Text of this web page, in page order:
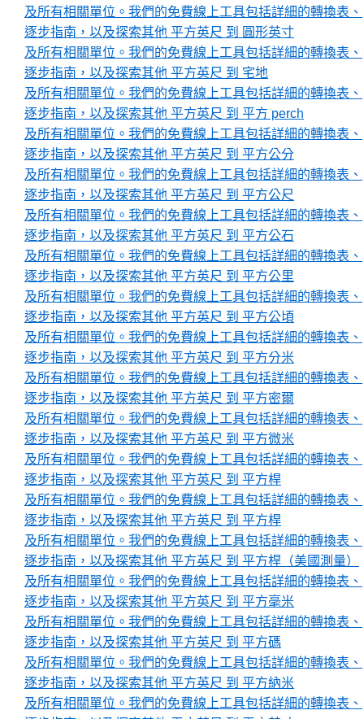
及所有相關單位。我們的免費線上工具包括詳細的轉換表、
逐步指南，以及探索其他 平方英尺 到 圓形英寸
及所有相關單位。我們的免費線上工具包括詳細的轉換表、
逐步指南，以及探索其他 平方英尺 到 宅地
及所有相關單位。我們的免費線上工具包括詳細的轉換表、
逐步指南，以及探索其他 平方英尺 到 平方 perch
及所有相關單位。我們的免費線上工具包括詳細的轉換表、
逐步指南，以及探索其他 平方英尺 到 平方公分
及所有相關單位。我們的免費線上工具包括詳細的轉換表、
逐步指南，以及探索其他 平方英尺 到 平方公尺
及所有相關單位。我們的免費線上工具包括詳細的轉換表、
逐步指南，以及探索其他 平方英尺 到 平方公石
及所有相關單位。我們的免費線上工具包括詳細的轉換表、
逐步指南，以及探索其他 平方英尺 到 平方公里
及所有相關單位。我們的免費線上工具包括詳細的轉換表、
逐步指南，以及探索其他 平方英尺 到 平方公頃
及所有相關單位。我們的免費線上工具包括詳細的轉換表、
逐步指南，以及探索其他 平方英尺 到 平方分米
及所有相關單位。我們的免費線上工具包括詳細的轉換表、
逐步指南，以及探索其他 平方英尺 到 平方密爾
及所有相關單位。我們的免費線上工具包括詳細的轉換表、
逐步指南，以及探索其他 平方英尺 到 平方微米
及所有相關單位。我們的免費線上工具包括詳細的轉換表、
逐步指南，以及探索其他 平方英尺 到 平方桿
及所有相關單位。我們的免費線上工具包括詳細的轉換表、
逐步指南，以及探索其他 平方英尺 到 平方桿
及所有相關單位。我們的免費線上工具包括詳細的轉換表、
逐步指南，以及探索其他 平方英尺 到 平方桿（美國測量）
及所有相關單位。我們的免費線上工具包括詳細的轉換表、
逐步指南，以及探索其他 平方英尺 到 平方毫米
及所有相關單位。我們的免費線上工具包括詳細的轉換表、
逐步指南，以及探索其他 平方英尺 到 平方碼
及所有相關單位。我們的免費線上工具包括詳細的轉換表、
逐步指南，以及探索其他 平方英尺 到 平方納米
及所有相關單位。我們的免費線上工具包括詳細的轉換表、